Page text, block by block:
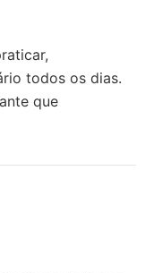
todos os dias.
que